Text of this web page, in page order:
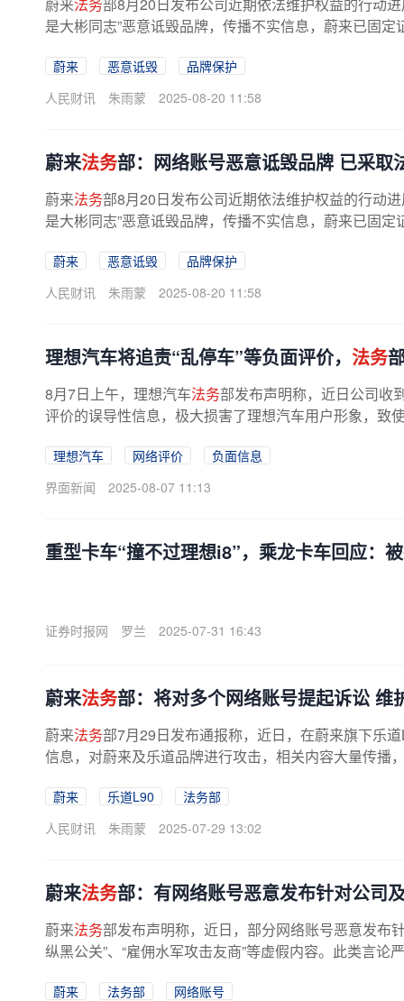
是大彬同志”恶意诋毁品牌，传播不实信息，蔚来已固
蔚来 恶意诋毁
品牌保护
人民财讯
朱雨蒙 2025-08-20 11:58
蔚来法务部：网络账号恶意诋毁品牌 已采取
蔚来法务部8月20日发布公司近期依法维护权益的行动进
是大彬同志”恶意诋毁品牌，传播不实信息，蔚来已固
蔚来 恶意诋毁
品牌保护
人民财讯
朱雨蒙 2025-08-20 11:58
理想汽车将追责“乱停车”等负面评价， 法务
8月7日上午，理想汽车法务部发布声明称，近日公司收
评价的误导性信息，极大损害了理想汽车用户形象，致
理想汽车 网络评价
负面信息
界面新闻
2025-08-07 11:13
重型卡车“撞不过理想i8”，乘龙卡车回应：
证券时报网 罗兰 2025-07-31 16:43
蔚来法务部：将对多个网络账号提起诉讼 维
蔚来法务部7月29日发布通报称，近日，在蔚来旗下乐
信息，对蔚来及乐道品牌进行攻击，相关内容大量传播
蔚来 乐道L90
法务部
人民财讯
朱雨蒙 2025-07-29 13:02
蔚来法务部：有网络账号恶意发布针对公司
蔚来法务部发布声明称，近日，部分网络账号恶意发布
纵黑公关”、“雇佣水军攻击友商”等虚假内容。此类言
蔚来 法务部
网络账号